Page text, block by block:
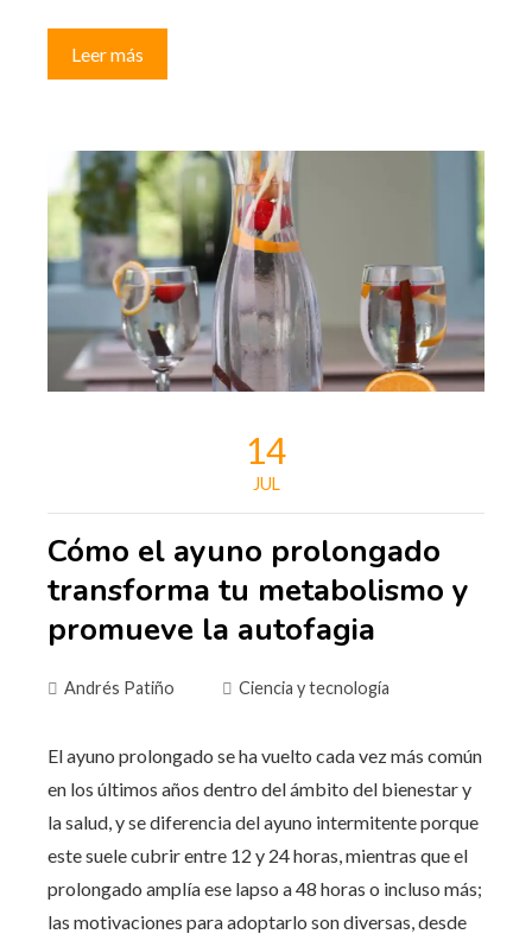
Leer más
14
JUL
Cómo el ayuno prolongado
transforma tu metabolismo y
promueve la autofagia
Andrés Patiño Ciencia y tecnología
El ayuno prolongado se ha vuelto cada vez más común
en los últimos años dentro del ámbito del bienestar y
la salud, y se diferencia del ayuno intermitente porque
este suele cubrir entre 12 y 24 horas, mientras que el
prolongado amplía ese lapso a 48 horas o incluso más;
las motivaciones para adoptarlo son diversas, desde